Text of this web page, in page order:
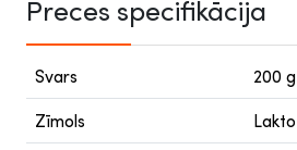
Preces specifikācija
Svars 200 g
Zīmols Lakto